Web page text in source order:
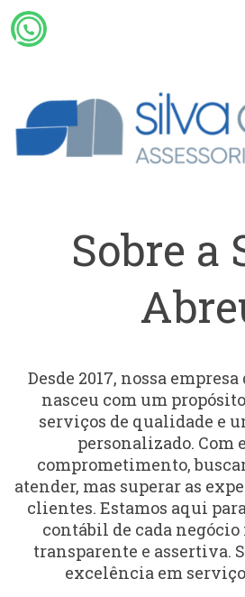
Sobre a
Desde 2017, nossa
nasceu com um
serviços de qualidade e
personalizado. Com
comprometimento,
atender, mas superar as
clientes. Estamos aqui
contábil de cada
transparente e assertiva.
excelência em